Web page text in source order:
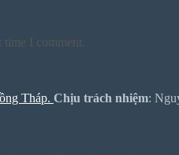
time I comment.
Tháp. Chịu trách nhiệm: